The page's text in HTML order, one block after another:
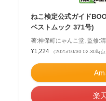
ねこ検定公式ガイド
ベストムック 371号)
著:神保町にゃんこ堂, 監修:
¥1,224
（2025/10/30 02:30時点
楽